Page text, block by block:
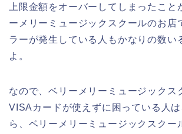
上限金額をオーバーしてしまったこと
ーメリーミュージックスクールのお店
ラーが発生している人もかなりの数い
よ。
なので、ベリーメリーミュージックス
VISAカードが使えずに困っている人
ら、ベリーメリーミュージックスクー